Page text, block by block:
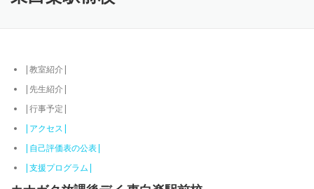
|教室紹介|
|先生紹介|
|行事予定|
|アクセス|
|自己評価表の公表|
|支援プログラム|